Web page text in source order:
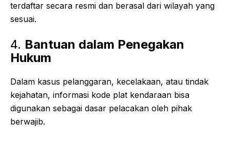
terdaftar secara resmi dan berasal dari wilayah yang
sesuai.
4. Bantuan dalam Penegakan
Hukum
Dalam kasus pelanggaran, kecelakaan, atau tindak
kejahatan, informasi kode plat kendaraan bisa
digunakan sebagai dasar pelacakan oleh pihak
berwajib.